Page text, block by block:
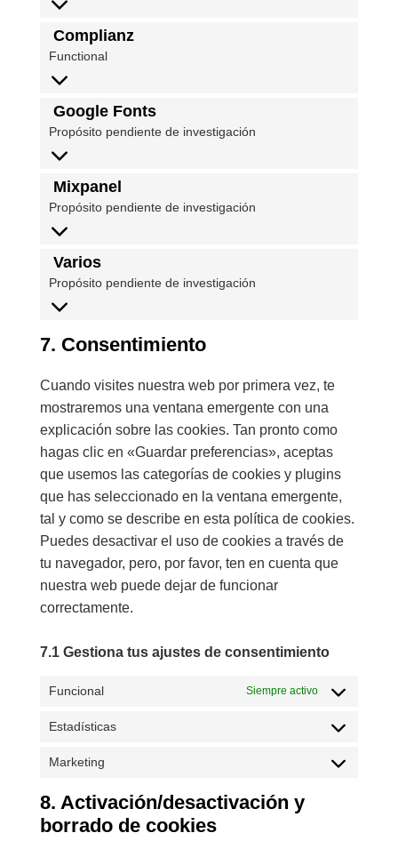
Complianz
Functional
Google Fonts
Propósito pendiente de investigación
Mixpanel
Propósito pendiente de investigación
Varios
Propósito pendiente de investigación
7. Consentimiento
Cuando visites nuestra web por primera vez, te
mostraremos una ventana emergente con una
explicación sobre las cookies. Tan pronto como
hagas clic en «Guardar preferencias», aceptas
que usemos las categorías de cookies y plugins
que has seleccionado en la ventana emergente,
tal y como se describe en esta política de cookies.
Puedes desactivar el uso de cookies a través de
tu navegador, pero, por favor, ten en cuenta que
nuestra web puede dejar de funcionar
correctamente.
7.1 Gestiona tus ajustes de consentimiento
Funcional Siempre activo
Estadísticas
Marketing
8. Activación/desactivación y
borrado de cookies